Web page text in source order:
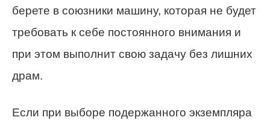
берете в союзники машину, которая не будет
требовать к себе постоянного внимания и
при этом выполнит свою задачу без лишних
драм.
Если при выборе подержанного экземпляра